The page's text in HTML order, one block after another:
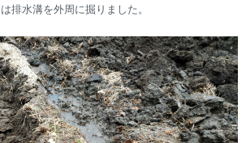
排水溝を外周に掘りました。